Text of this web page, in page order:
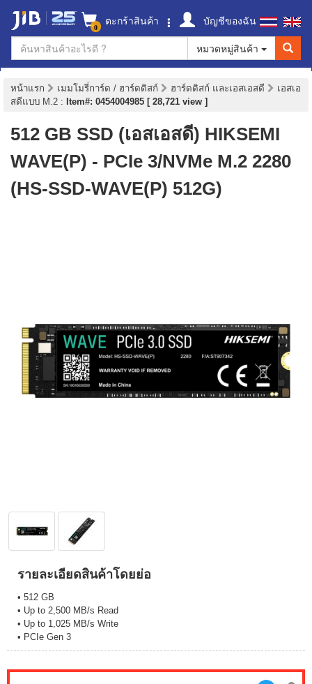
0 ตะกร้าสินค้า
บัญชีของฉัน
หมวดหมู่สินค้า
หน้าแรก เมมโมรี่การ์ด / ฮาร์ดดิสก์ ฮาร์ดดิสก์ และเอสเอสดี
เอสเอ
สดีแบบ M.2 : Item#: 0454004985 [ 28,721 view ]
512 GB SSD (เอสเอสดี) HIKSEMI
WAVE(P) - PCIe 3/NVMe M.2 2280
(HS-SSD-WAVE(P) 512G)
รายละเอียดสินค้าโดยย่อ
• 512 GB
• Up to 2,500 MB/s Read
• Up to 1,025 MB/s Write
• PCIe Gen 3